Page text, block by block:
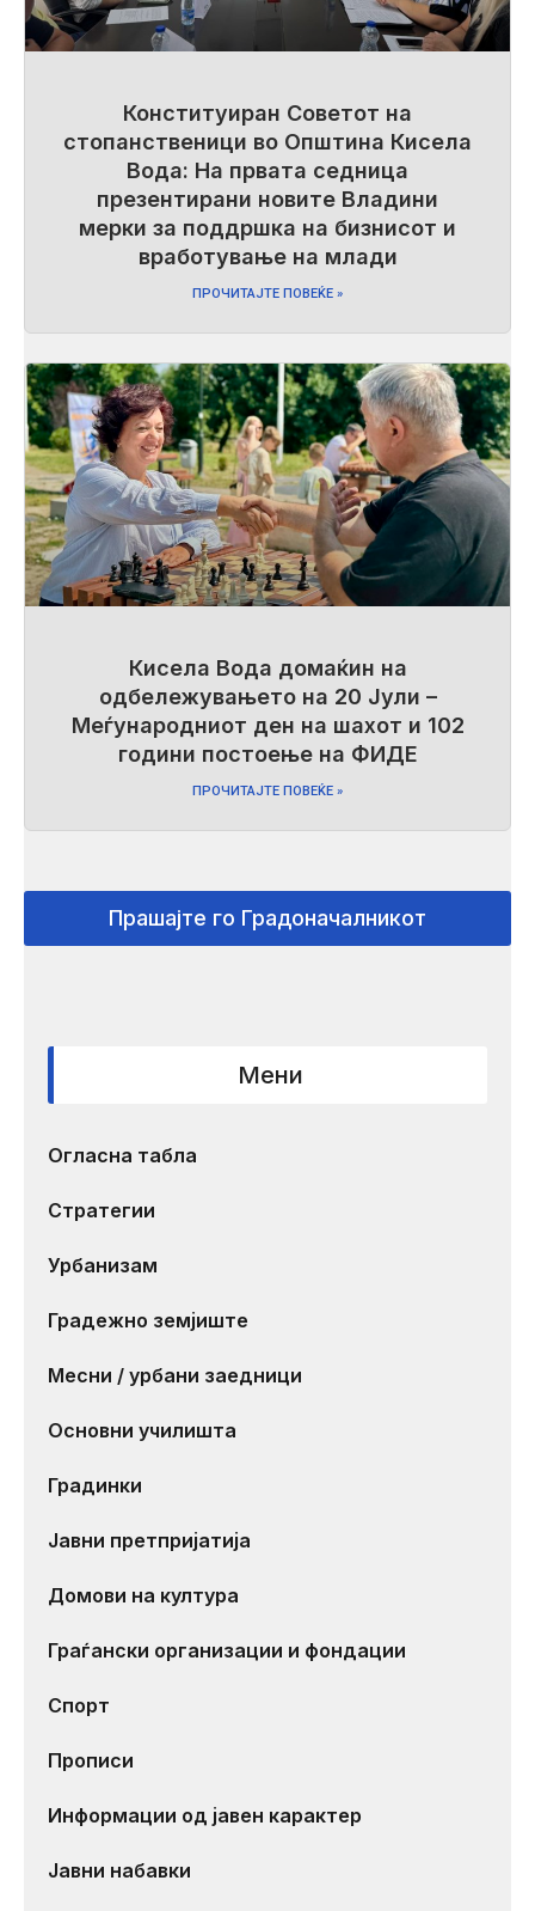
Конституиран Советот на
стопанственици во Општина Кисела
Вода: На првата седница
презентирани новите Владини
мерки за поддршка на бизнисот и
вработување на млади
ПРОЧИТАЈТЕ ПОВЕЌЕ »
Кисела Вода домаќин на
одбележувањето на 20 Јули –
Меѓународниот ден на шахот и 102
години постоење на ФИДЕ
ПРОЧИТАЈТЕ ПОВЕЌЕ »
Прашајте го Градоначалникот
Мени
Огласна табла
Стратегии
Урбанизам
Градежно земјиште
Месни / урбани заедници
Основни училишта
Градинки
Јавни претпријатија
Домови на култура
Граѓански организации и фондации
Спорт
Прописи
Информации од јавен карактер
Јавни набавки